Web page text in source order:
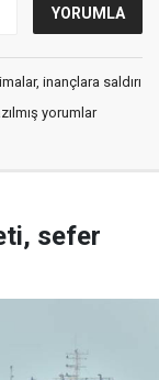
inançlara saldırı
yorumlar
sefer